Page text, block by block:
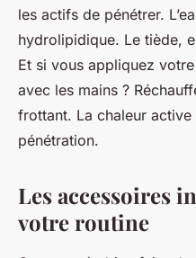
les actifs de pénétrer.
hydrolipidique. Le tiède,
Et si vous appliquez
avec les mains ?
frottant. La chaleur
pénétration.
Les accessoires
votre routine